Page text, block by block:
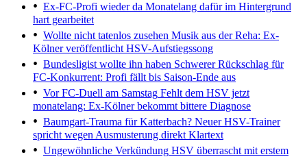
Ex-FC-Profi wieder da Monatelang dafür im Hintergrund
hart gearbeitet
Wollte nicht tatenlos zusehen Musik aus der Reha: Ex-
Kölner veröffentlicht HSV-Aufstiegssong
Bundesligist wollte ihn haben Schwerer Rückschlag für
FC-Konkurrent: Profi fällt bis Saison-Ende aus
Vor FC-Duell am Samstag Fehlt dem HSV jetzt
monatelang: Ex-Kölner bekommt bittere Diagnose
Baumgart-Trauma für Katterbach? Neuer HSV-Trainer
spricht wegen Ausmusterung direkt Klartext
Ungewöhnliche Verkündung HSV überrascht mit erstem